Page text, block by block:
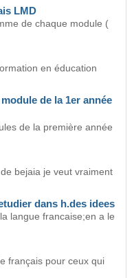
LMD
de chaque module (
en éducation
de la 1er année
de la première année
bejaia je veut vraiment
dans h.des idees
langue francaise;en a le
français pour ceux qui